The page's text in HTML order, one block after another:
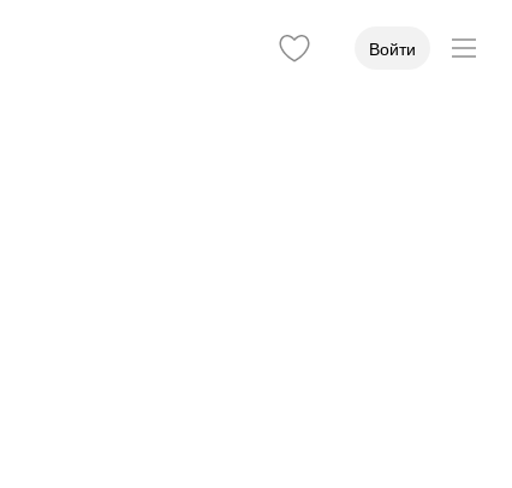
Войти